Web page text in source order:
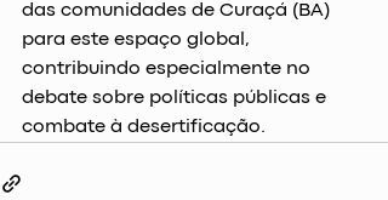
das comunidades de Curaçá (BA)
para este espaço global,
contribuindo especialmente no
debate sobre políticas públicas e
combate à desertificação.